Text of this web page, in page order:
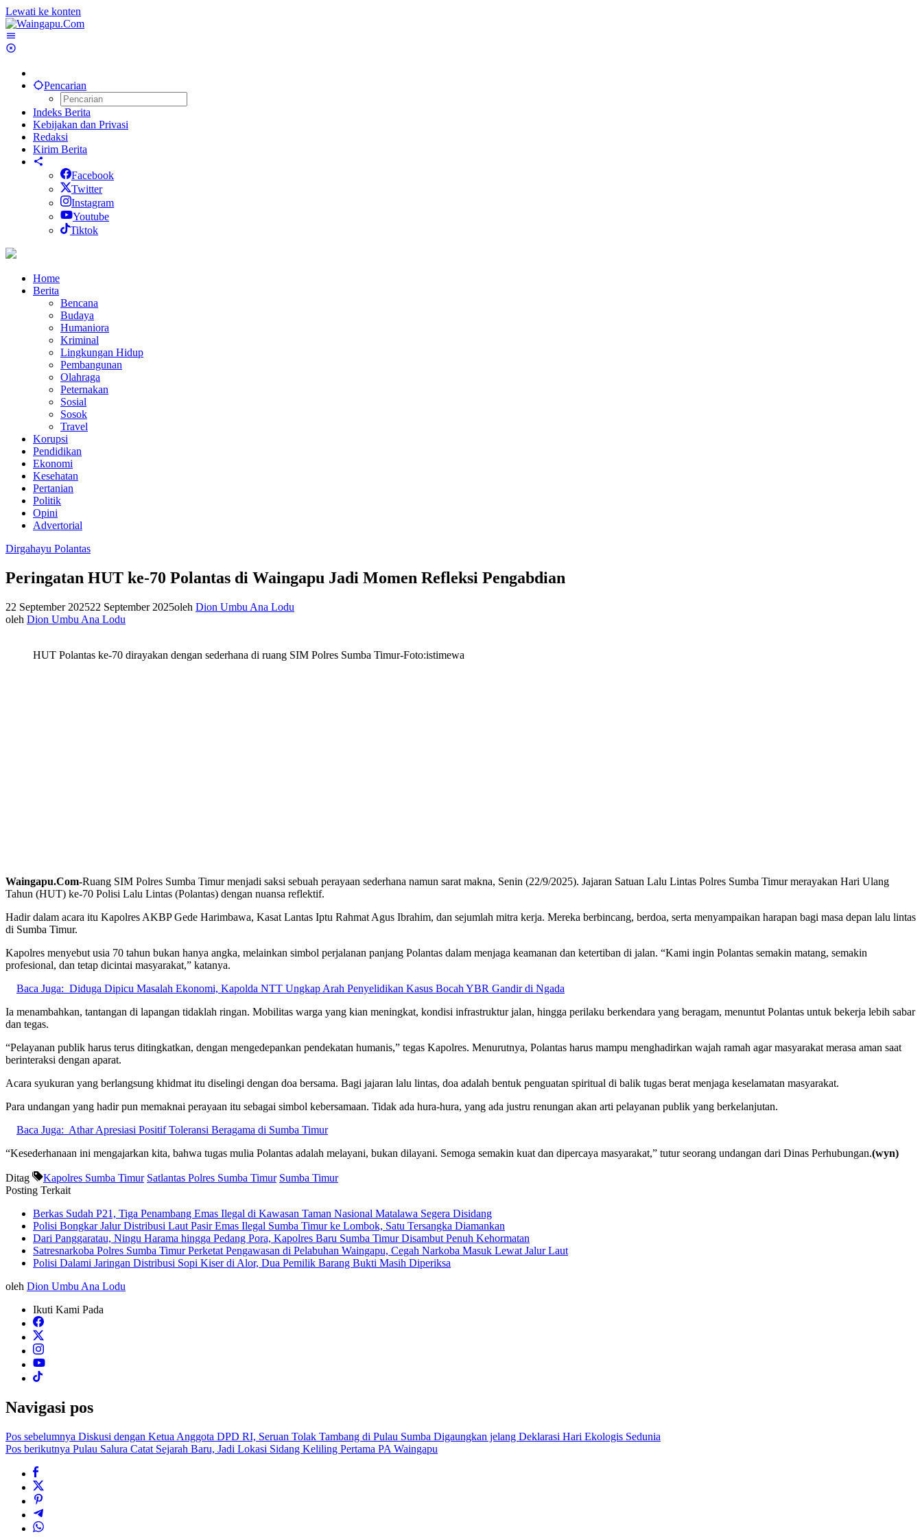
Lewati ke konten
Pencarian
Indeks Berita
Kebijakan dan Privasi
Redaksi
Kirim Berita
Facebook
Twitter
Instagram
Youtube
Tiktok
Home
Berita
Bencana
Budaya
Humaniora
Kriminal
Lingkungan Hidup
Pembangunan
Olahraga
Peternakan
Sosial
Sosok
Travel
Korupsi
Pendidikan
Ekonomi
Kesehatan
Pertanian
Politik
Opini
Advertorial
Dirgahayu Polantas
Peringatan HUT ke-70 Polantas di Waingapu Jadi Momen Refleksi Pengabdian
22 September 202522 September 2025oleh Dion Umbu Ana Lodu
oleh Dion Umbu Ana Lodu
HUT Polantas ke-70 dirayakan dengan sederhana di ruang SIM Polres Sumba Timur-Foto:istimewa
Waingapu.Com-Ruang SIM Polres Sumba Timur menjadi saksi sebuah perayaan sederhana namun sarat makna, Senin (22/9/2025). Jajaran Satuan Lalu Lintas Polres Sumba Timur merayakan Hari Ulang
Tahun (HUT) ke-70 Polisi Lalu Lintas (Polantas) dengan nuansa reflektif.
Hadir dalam acara itu Kapolres AKBP Gede Harimbawa, Kasat Lantas Iptu Rahmat Agus Ibrahim, dan sejumlah mitra kerja. Mereka berbincang, berdoa, serta menyampaikan harapan bagi masa depan lalu lintas
di Sumba Timur.
Kapolres menyebut usia 70 tahun bukan hanya angka, melainkan simbol perjalanan panjang Polantas dalam menjaga keamanan dan ketertiban di jalan. “Kami ingin Polantas semakin matang, semakin
profesional, dan tetap dicintai masyarakat,” katanya.
Baca Juga: Diduga Dipicu Masalah Ekonomi, Kapolda NTT Ungkap Arah Penyelidikan Kasus Bocah YBR Gandir di Ngada
Ia menambahkan, tantangan di lapangan tidaklah ringan. Mobilitas warga yang kian meningkat, kondisi infrastruktur jalan, hingga perilaku berkendara yang beragam, menuntut Polantas untuk bekerja lebih sabar
dan tegas.
“Pelayanan publik harus terus ditingkatkan, dengan mengedepankan pendekatan humanis,” tegas Kapolres. Menurutnya, Polantas harus mampu menghadirkan wajah ramah agar masyarakat merasa aman saat
berinteraksi dengan aparat.
Acara syukuran yang berlangsung khidmat itu diselingi dengan doa bersama. Bagi jajaran lalu lintas, doa adalah bentuk penguatan spiritual di balik tugas berat menjaga keselamatan masyarakat.
Para undangan yang hadir pun memaknai perayaan itu sebagai simbol kebersamaan. Tidak ada hura-hura, yang ada justru renungan akan arti pelayanan publik yang berkelanjutan.
Baca Juga: Athar Apresiasi Positif Toleransi Beragama di Sumba Timur
“Kesederhanaan ini mengajarkan kita, bahwa tugas mulia Polantas adalah melayani, bukan dilayani. Semoga semakin kuat dan dipercaya masyarakat,” tutur seorang undangan dari Dinas Perhubungan.(wyn)
Ditag Kapolres Sumba Timur Satlantas Polres Sumba Timur Sumba Timur
Posting Terkait
Berkas Sudah P21, Tiga Penambang Emas Ilegal di Kawasan Taman Nasional Matalawa Segera Disidang
Polisi Bongkar Jalur Distribusi Laut Pasir Emas Ilegal Sumba Timur ke Lombok, Satu Tersangka Diamankan
Dari Panggaratau, Ningu Harama hingga Pedang Pora, Kapolres Baru Sumba Timur Disambut Penuh Kehormatan
Satresnarkoba Polres Sumba Timur Perketat Pengawasan di Pelabuhan Waingapu, Cegah Narkoba Masuk Lewat Jalur Laut
Polisi Dalami Jaringan Distribusi Sopi Kiser di Alor, Dua Pemilik Barang Bukti Masih Diperiksa
oleh Dion Umbu Ana Lodu
Ikuti Kami Pada
Navigasi pos
Pos sebelumnya Diskusi dengan Ketua Anggota DPD RI, Seruan Tolak Tambang di Pulau Sumba Digaungkan jelang Deklarasi Hari Ekologis Sedunia
Pos berikutnya Pulau Salura Catat Sejarah Baru, Jadi Lokasi Sidang Keliling Pertama PA Waingapu